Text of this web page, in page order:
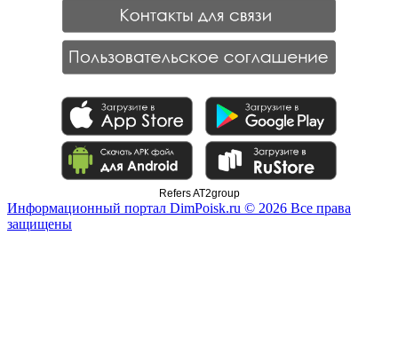
Refers AT2group
Информационный портал DimPoisk.ru © 2026 Все права
защищены